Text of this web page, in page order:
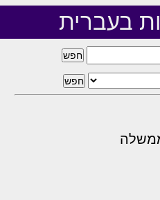
בעברית